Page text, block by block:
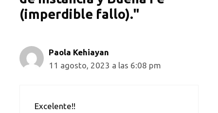
(imperdible fallo)."
Paola Kehiayan
11 agosto, 2023 a las 6:08 pm
Excelente!!